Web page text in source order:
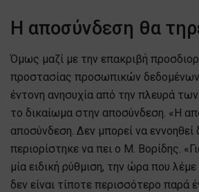
Η αποσύνδεση θα
Όμως μαζί με την επακριβή
προστασίας προσωπικών
έντονη ανησυχία από την πλευρά
το δικαίωμα στην αποσύνδεση. «Η
αποσύνδεση. Δεν μπορεί να εννοηθεί
περιορίστηκε να πει ο Μ. Βορίδης.
μία ειδική ρύθμιση, την ώρα που
δεν είναι τίποτε περισσότερο παρά